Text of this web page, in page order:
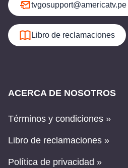
tvgosupport@americatv.pe
Libro de reclamaciones
ACERCA DE NOSOTROS
Términos y condiciones »
Libro de reclamaciones »
Política de privacidad »